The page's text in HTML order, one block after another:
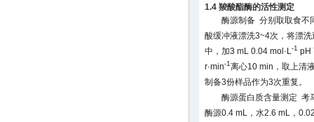
1.4 羧酸酯酶的活性测定
酶源制备 分别取取食不
酸缓冲液漂洗3~4次，将漂
中，加3 mL 0.04 mol·L -1 pH
r·min-1离心10 min，取上清
制备3份样品作为3次重复。
酶源蛋白质含量测定 考
酶源0.4 mL，水2.6 mL，